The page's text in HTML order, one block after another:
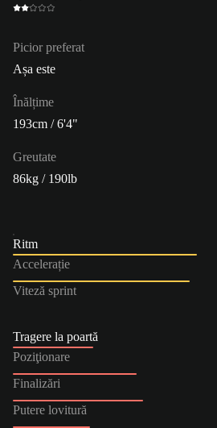
Picior preferat
Așa este
Înălțime
193cm / 6'4"
Greutate
86kg / 190lb
Ritm
Accelerație
Viteză sprint
Tragere la poartă
Poziţionare
Finalizări
Putere lovitură